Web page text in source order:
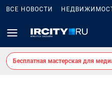
ВСЕ НОВОСТИ
Бесплатная мастерская для